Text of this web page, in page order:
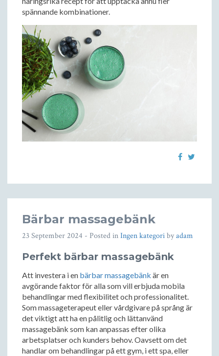
spännande kombinationer.
Bärbar massagebänk
23 September 2024 - Posted inIngen kategoribyadam
Perfekt bärbar massagebänk
Att investera i en bärbar massagebänk är en
avgörande faktor för alla som vill erbjuda mobila
behandlingar med flexibilitet och professionalitet.
Som massageterapeut eller vårdgivare på språng är
det viktigt att ha en pålitlig och lättanvänd
massagebänk som kan anpassas efter olika
arbetsplatser och kunders behov. Oavsett om det
handlar om behandlingar på ett gym, i ett spa, eller